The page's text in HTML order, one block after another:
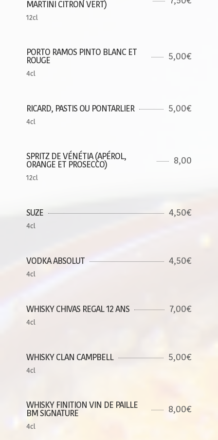
MARTINI CITRON VERT)
12cl
PORTO RAMOS PINTO BLANC ET
ROUGE 5,00€
4cl
RICARD, PASTIS OU PONTARLIER 5,00€
4cl
SPRITZ DE VÉNÉTIA (APÉROL,
ORANGE ET PROSECCO) 8,00
12cl
SUZE 4,50€
4cl
VODKA ABSOLUT 4,50€
4cl
WHISKY CHIVAS REGAL 12 ANS 7,00€
4cl
WHISKY CLAN CAMPBELL 5,00€
4cl
WHISKY FINITION VIN DE PAILLE
BM SIGNATURE 8,00€
4cl